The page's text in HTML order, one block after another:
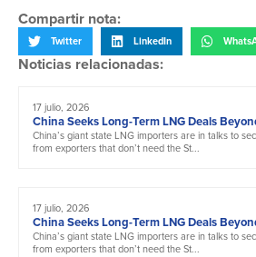
Compartir nota:
Twitter LinkedIn
Noticias relacionadas:
17 julio, 2026
China Seeks Long-Term LNG Deals
China’s giant state LNG importers are in talks to
from exporters that don’t need the St...
17 julio, 2026
China Seeks Long-Term LNG Deals
China’s giant state LNG importers are in talks to
from exporters that don’t need the St...